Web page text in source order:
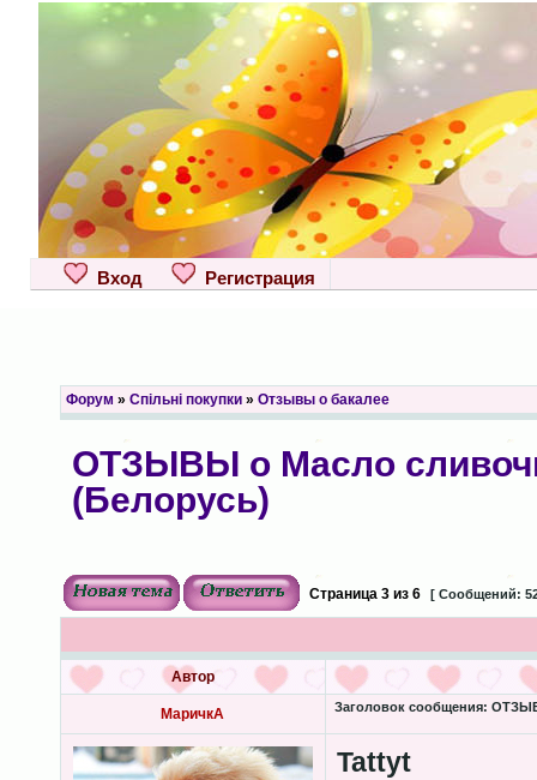
Вход Регистрация
Форум » Спільні покупки» Отзывы о бакалее
ОТЗЫВЫ о Масло
(Белорусь)
Страница 3из 6 [ Сообщений:
Автор
МаричкА Заголовок сообщения:
Tattyt